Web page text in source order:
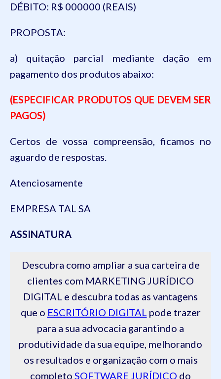
DÉBITO: R$ 000000 (REAIS)
PROPOSTA:
a) quitação parcial mediante dação em
pagamento dos produtos abaixo:
(ESPECIFICAR PRODUTOS QUE DEVEM SER
PAGOS)
Certos de vossa compreensão, ficamos no
aguardo de respostas.
Atenciosamente
EMPRESA TAL SA
ASSINATURA
Descubra como ampliar a sua carteira de
clientes com MARKETING JURÍDICO
DIGITAL e descubra todas as vantagens
que o ESCRITÓRIO DIGITAL pode trazer
para a sua advocacia garantindo a
produtividade da sua equipe, melhorando
os resultados e organização com o mais
completo SOFTWARE JURÍDICO do